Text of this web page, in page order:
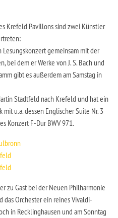
Krefeld Pavillons sind zwei Künstler
gemeinsam mit der
bei dem er Werke von J. S. Bach und
gibt es außerdem am Samstag in
Stadtfeld nach Krefeld und hat ein
mit u.a. dessen Englischer Suite Nr. 3
Konzert F-Dur BWV 971.
zu Gast bei der Neuen Philharmonie
das Orchester ein reines Vivaldi-
in Recklinghausen und am Sonntag